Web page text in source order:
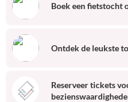
Boek een fietstocht
Ontdek de leukste
Reserveer tickets